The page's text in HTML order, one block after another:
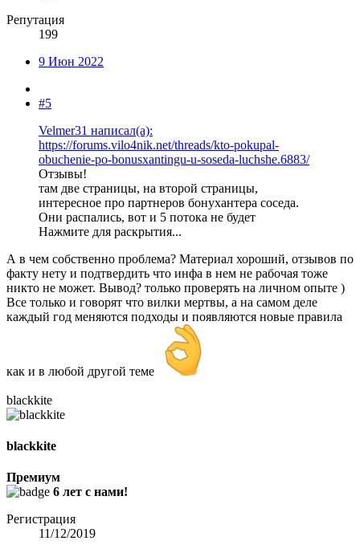
Репутация
199
9 Июн 2022
#5
Velmer31 написал(а):
https://forums.vilo4nik.net/threads/kto-pokupal-
obuchenie-po-bonusxantingu-u-soseda-luchshe.6883/
Отзывы!
там две страницы, на второй страницы,
интересное про партнеров бонухантера соседа.
Они распались, вот и 5 потока не будет
Нажмите для раскрытия...
А в чем собственно проблема? Материал хороший, отзывов по
факту нету и подтвердить что инфа в нем не рабочая тоже
никто не может. Вывод? только проверять на личном опыте )
Все только и говорят что вилки мертвы, а на самом деле
каждый год меняются подходы и появляются новые правила
как и в любой другой теме
blackkite
blackkite
Премиум
6 лет с нами!
Регистрация
11/12/2019